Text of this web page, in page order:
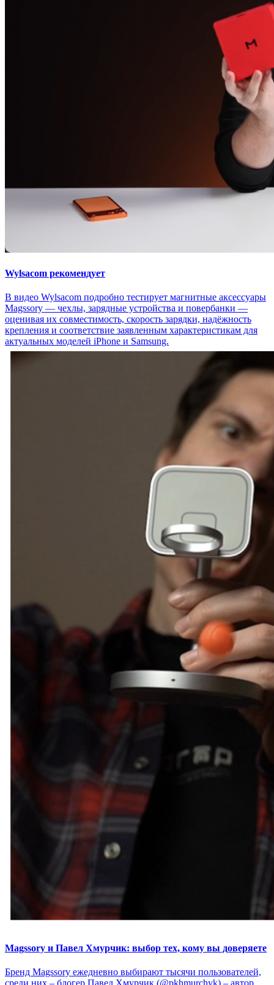
Wylsacom рекомендует
В видео Wylsacom подробно тестирует магнитные аксессуары
Magssory — чехлы, зарядные устройства и повербанки —
оценивая их совместимость, скорость зарядки, надёжность
крепления и соответствие заявленным характеристикам для
актуальных моделей iPhone и Samsung.
Magssory и Павел Хмурчик: выбор тех, кому вы доверяете
Бренд Magssory ежедневно выбирают тысячи пользователей,
среди них – блогер Павел Хмурчик (@pkhmurchyk) – автор